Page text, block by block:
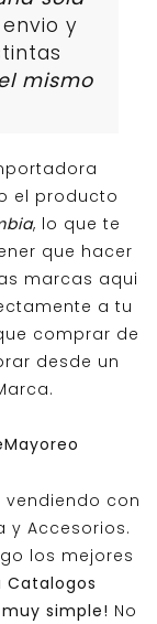
y
mismo
el producto
, lo que te
que hacer
marcas aqui
a tu
comprar de
desde un
con
y Accesorios.
los mejores
Catalogos
simple! No